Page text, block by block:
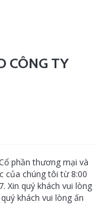
CÔNG TY
phần thương mại và
của chúng tôi từ 8:00
Xin quý khách vui lòng
khách vui lòng ấn